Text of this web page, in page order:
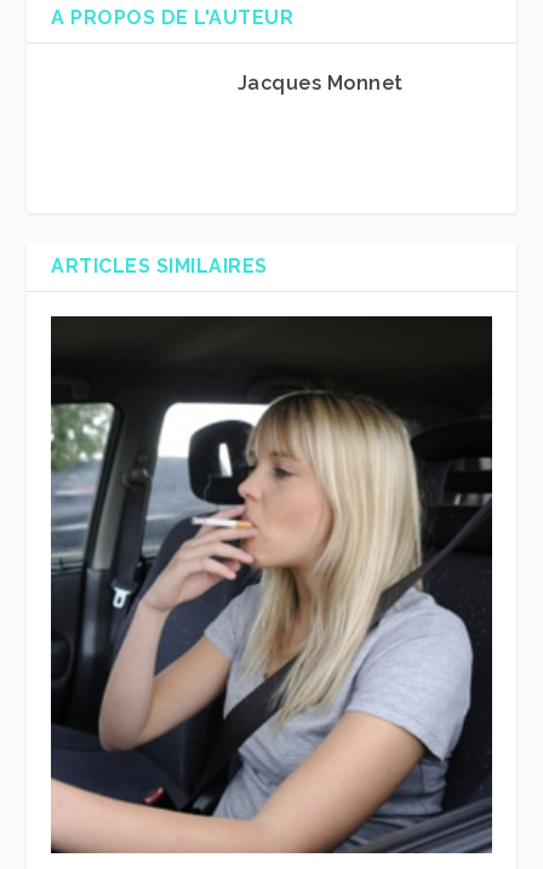
A PROPOS DE L'AUTEUR
Jacques Monnet
ARTICLES SIMILAIRES